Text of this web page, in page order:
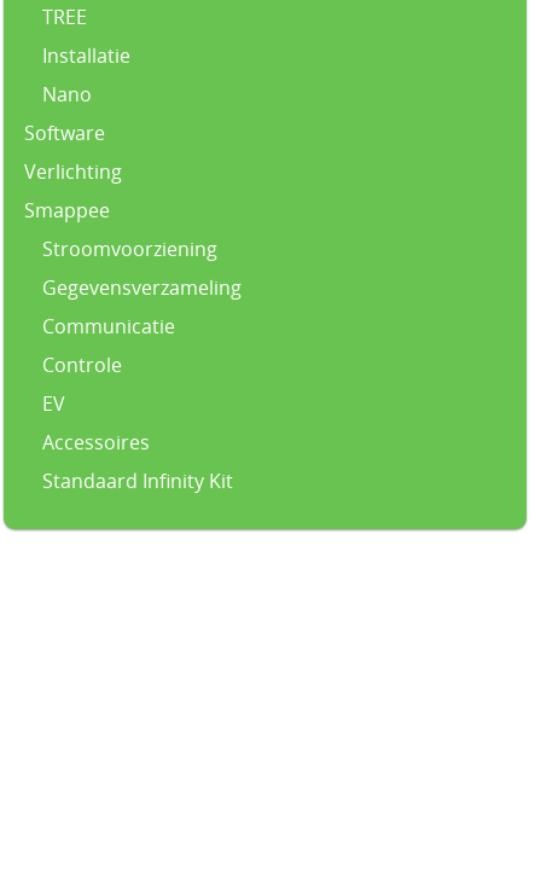
TREE
Installatie
Nano
Software
Verlichting
Smappee
Stroomvoorziening
Gegevensverzameling
Communicatie
Controle
EV
Accessoires
Standaard Infinity Kit